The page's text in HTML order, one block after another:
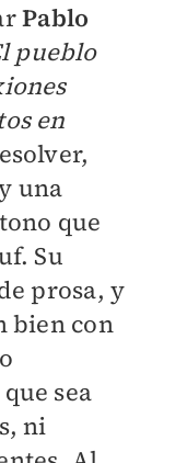
Pablo
pueblo
en
una
que
Su
prosa, y
bien con
sea
ni